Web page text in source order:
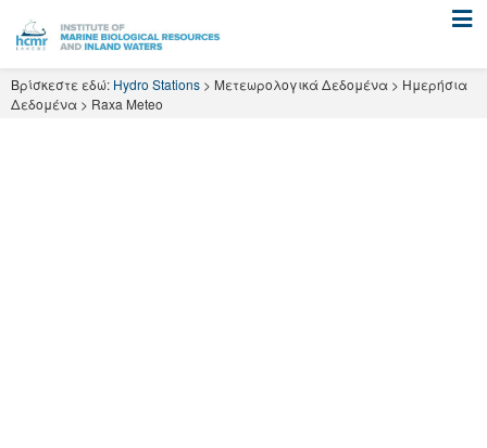
content
Βρίσκεστε εδώ: Hydro Stations > Μετεωρολογικά Δεδομένα > Ημερήσια
Δεδομένα > Raxa Meteo